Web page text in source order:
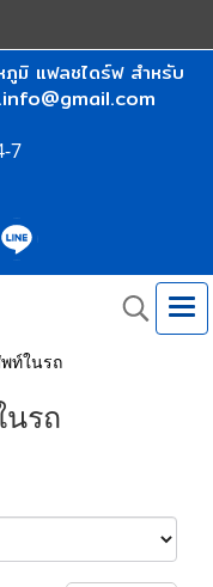
มิ แฟลชไดร์ฟ สำหรับ
7
ท์ในรถ
รถ